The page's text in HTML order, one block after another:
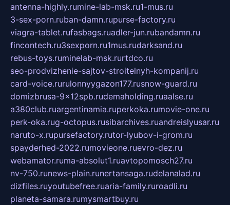
antenna-highly.rumine-lab-msk.ru1-mus.ru
3-sex-porn.ruban-damn.rupurse-factory.ru
viagra-tablet.rufasbags.ruadler-jun.rubandamn.ru
fincontech.ru3sexporn.ru1mus.rudarksand.ru
rebus-toys.ruminelab-msk.rurtdco.ru
seo-prodvizhenie-sajtov-stroitelnyh-kompanij.ru
card-voice.rurulonnyygazon177.rusnow-guard.ru
domizbrusa-9x12spb.rudemaholding.ruaalse.ru
a380club.ruargentinamia.ruperkoka.rumovie-one.ru
perk-oka.rug-octopus.rusibarchives.ruandreislyusar.ru
naruto-x.rupursefactory.rutor-lyubov-i-grom.ru
spayderhed-2022.rumovieone.ruevro-dez.ru
webamator.ruma-absolut1.ruavtopomosch27.ru
nv-750.runews-plain.runertansaga.rudelanalad.ru
dizfiles.ruyoutubefree.ruaria-family.ruroadli.ru
planeta-samara.rumysmartbuy.ru